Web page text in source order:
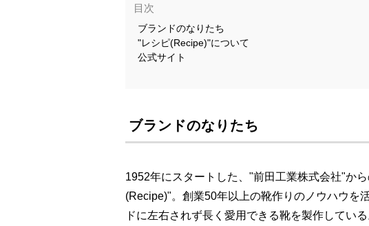
目次
ブランドのなりたち
"レシピ(Recipe)"について
公式サイト
ブランドのなりたち
1952年にスタートした、"前田工業株式会社"か
(Recipe)"。創業50年以上の靴作りのノウハウを
ドに左右されず長く愛用できる靴を製作してい